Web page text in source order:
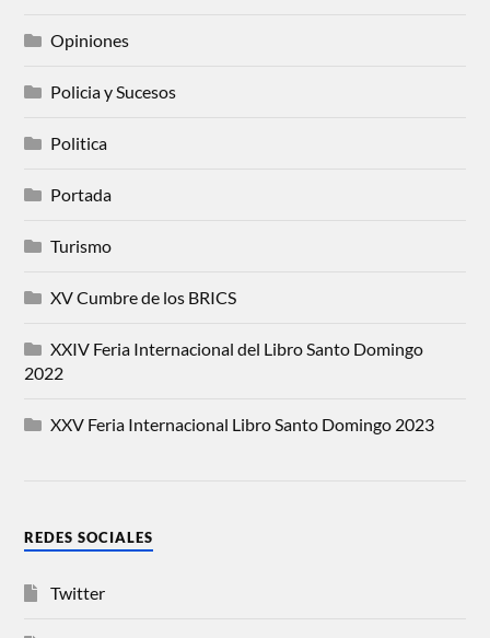
Opiniones
Policia y Sucesos
Politica
Portada
Turismo
XV Cumbre de los BRICS
XXIV Feria Internacional del Libro Santo Domingo
2022
XXV Feria Internacional Libro Santo Domingo 2023
REDES SOCIALES
Twitter